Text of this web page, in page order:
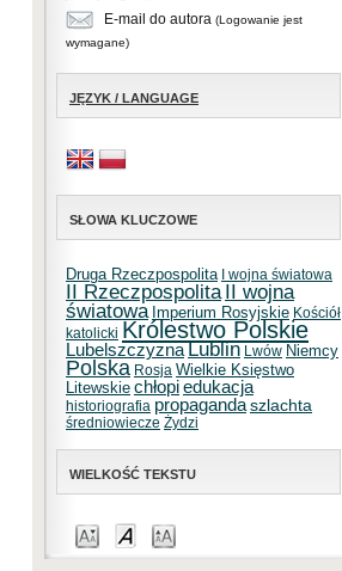
E-mail do autora (Logowanie jest
wymagane)
JĘZYK / LANGUAGE
SŁOWA KLUCZOWE
Druga Rzeczpospolita I wojna światowa
II Rzeczpospolita II wojna
światowa Imperium Rosyjskie Kościół
katolicki Królestwo Polskie
LubelszczyznaLublin Lwów Niemcy
Polska Rosja Wielkie Księstwo
Litewskie chłopiedukacja
historiografia propagandaszlachta
średniowiecze Żydzi
WIELKOŚĆ TEKSTU